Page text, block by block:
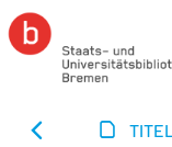
TITEL